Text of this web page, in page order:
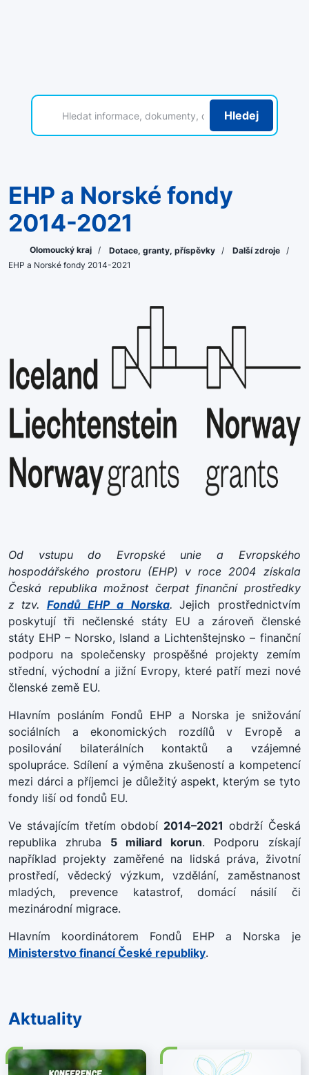
Hledej
EHP a Norské fondy
2014-2021
Olomoucký kraj / Dotace, granty, příspěvky / Další zdroje /
EHP a Norské fondy 2014-2021
Od vstupu do Evropské unie a Evropského
hospodářského prostoru (EHP) v roce 2004 získala
Česká republika možnost čerpat finanční prostředky
z tzv. Fondů EHP a Norska.Jejich prostřednictvím
poskytují tři nečlenské státy EU a zároveň členské
státy EHP – Norsko, Island a Lichtenštejnsko – finanční
podporu na společensky prospěšné projekty zemím
střední, východní a jižní Evropy, které patří mezi nové
členské země EU.
Hlavním posláním Fondů EHP a Norska je snižování
sociálních a ekonomických rozdílů v Evropě a
posilování bilaterálních kontaktů a vzájemné
spolupráce. Sdílení a výměna zkušeností a kompetencí
mezi dárci a příjemci je důležitý aspekt, kterým se tyto
fondy liší od fondů EU.
Ve stávajícím třetím období2014–2021 obdrží Česká
republika zhruba 5 miliard korun. Podporu získají
například projekty zaměřené na lidská práva, životní
prostředí, vědecký výzkum, vzdělání, zaměstnanost
mladých, prevence katastrof, domácí násilí či
mezinárodní migrace.
Hlavním koordinátorem Fondů EHP a Norska je
Ministerstvo financí České republiky.
Aktuality